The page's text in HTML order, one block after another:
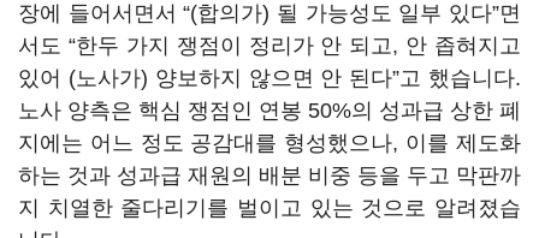
장에 들어서면서“(합의가) 될 가능성도 일부 있다”면
서도 “한두 가지 쟁점이 정리가 안 되고, 안 좁혀지고
있어 (노사가) 양보하지 않으면 안 된다”고 했습니다.
노사 양측은 핵심 쟁점인 연봉 50%의 성과급 상한 폐
지에는 어느 정도 공감대를 형성했으나, 이를 제도화
하는 것과 성과급 재원의 배분 비중 등을 두고 막판까
지 치열한 줄다리기를 벌이고 있는 것으로 알려졌습